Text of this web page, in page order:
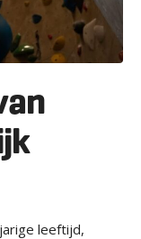
leeftijd,